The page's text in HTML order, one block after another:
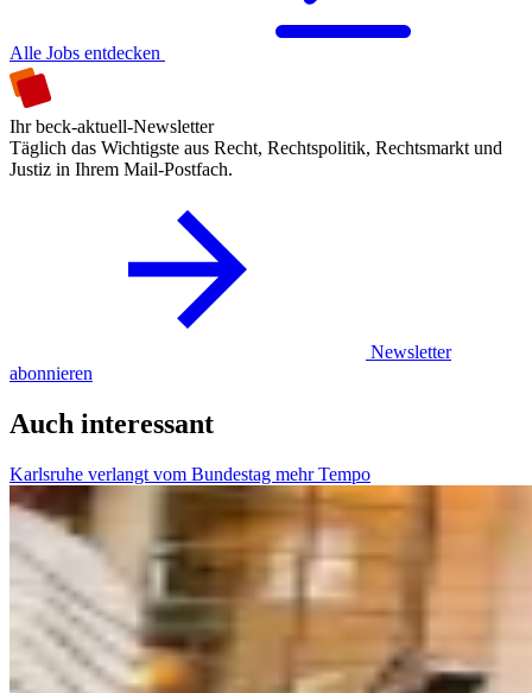
Alle Jobs entdecken
Ihr beck-aktuell-Newsletter
Täglich das Wichtigste aus Recht, Rechtspolitik, Rechtsmarkt und
Justiz in Ihrem Mail-Postfach.
Newsletter
abonnieren
Auch interessant
Karlsruhe verlangt vom Bundestag mehr Tempo